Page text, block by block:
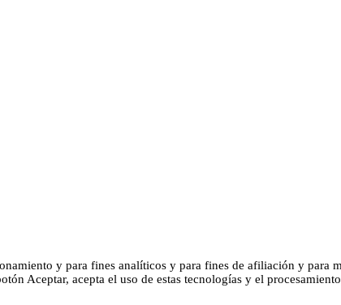
y para fines analíticos y para fines de afiliación y para
Aceptar, acepta el uso de estas tecnologías y el